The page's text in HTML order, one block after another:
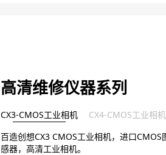
高清维修仪器系列
CX3-CMOS工业相机
CX4-CMOS工业相机
百造创想CX3 CMOS工业相机，进口CMOS
感器，高清工业相机。